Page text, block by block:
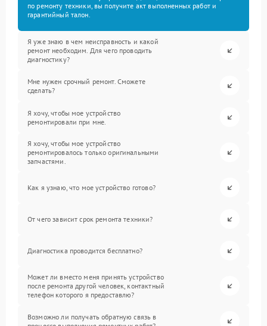
по ремонту техники, вы получите акт выполненных работ и
гарантийный талон.
Я уже знаю в чем неисправность и какой
ремонт необходим. Для чего проводить
диагностику?
Мне нужен срочный ремонт. Сможете
сделать?
Я хочу, чтобы мое устройство
ремонтировали при мне.
Я хочу, чтобы мое устройство
ремонтировалось только оригинальными
запчастями.
Как я узнаю, что мое устройство готово?
От чего зависит срок ремонта техники?
Диагностика проводится бесплатно?
Может ли вместо меня принять устройство
после ремонта другой человек, контактный
телефон которого я предоставлю?
Возможно ли получать обратную связь в